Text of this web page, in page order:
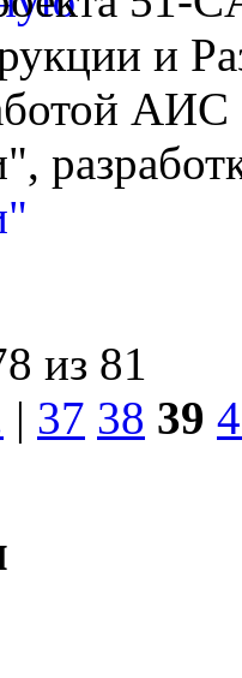
и
из 81
| 37 38 39